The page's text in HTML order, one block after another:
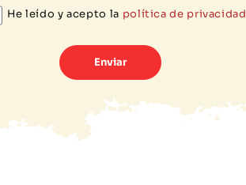
He leído y acepto la política de privacidad